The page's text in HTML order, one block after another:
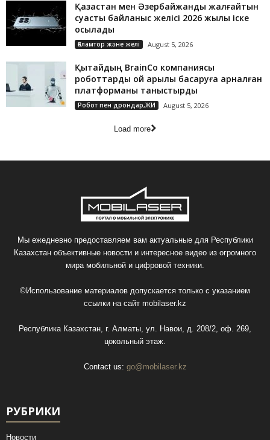
Қазақстан мен Әзербайжанды жалғайтын
суасты байланыс желісі 2026 жылы іске
қосылады
Ғаламтор және желі August 5, 2026
Қытайдың BrainCo компаниясы
роботтарды ой арқылы басқаруға арналған
платформаны таныстырды
Робот пен дрондар,ЖИ August 5, 2026
Load more
Мы ежедневно предоставляем вам актуальные для Республики
Казахстан объективные новости и интересное видео из огромного
мира мобильной и цифровой техники.
©Использование материалов допускается только с указанием
ссылки на сайт mobilaser.kz
Республика Казахстан, г. Алматы, ул. Навои, д. 208/2, оф. 269,
цокольный этаж.
Contact us: go@mobilaser.kz
РУБРИКИ
Новости